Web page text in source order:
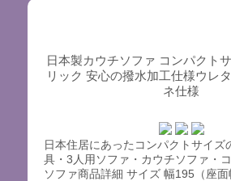
日本製カウチソファ コンパクト
リック 安心の撥水加工仕様ウレ
ネ仕様
日本住居にあったコンパクトサイズ
具・3人用ソファ・カウチソファ・
ソファ商品詳細 サイズ 幅195（